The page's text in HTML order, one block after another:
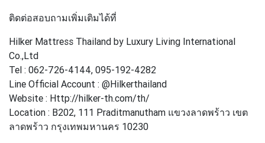
ติดต่อสอบถามเพิ่มเติมได้ที่
Hilker Mattress Thailand by Luxury Living International
Co.,Ltd
Tel : 062-726-4144, 095-192-4282
Line Official Account : @Hilkerthailand
Website : Http://hilker-th.com/th/
Location : B202, 111 Praditmanutham แขวงลาดพร้าว เขต
ลาดพร้าว กรุงเทพมหานคร 10230